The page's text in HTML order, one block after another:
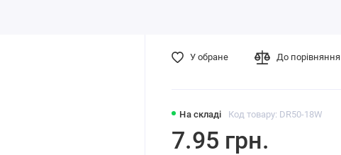
На складі Код товару: DR50-18W
7.95 грн.
У обране До порівняння